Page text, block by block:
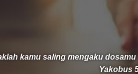
groundbreaking atau
pertama pembangunan
kamu saling mengaku
Yakobus